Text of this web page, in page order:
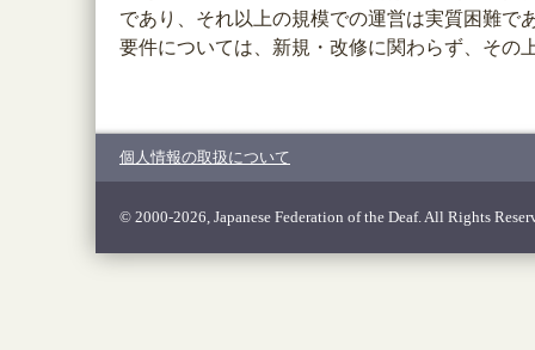
であり、それ以上の規模での運営は実質困難で
要件については、新規・改修に関わらず、その
個人情報の取扱について
© 2000-2026, Japanese Federation of the Deaf. All Rights